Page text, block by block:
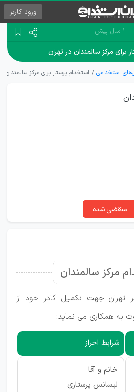
ورود کاربر
۱ سال پیش
برای مرکز سالمندان در تهران
استخدامی استخدام پرستار برای مرکز سالمندان
منقضی شده
مرکز سالمندان
تهران جهت تکمیل کادر خود از
به همکاری می نماید:
شرایط احراز
خانم و آقا
لیسانس پرستاری